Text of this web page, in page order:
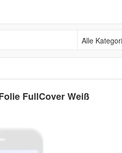
Alle Kategorien
FullCover Weiß